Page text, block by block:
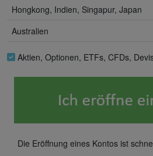
Hongkong, Indien, Singapur, Japan
Australien
Aktien, Optionen, ETFs, CFDs,
Die Eröffnung eines Kontos ist